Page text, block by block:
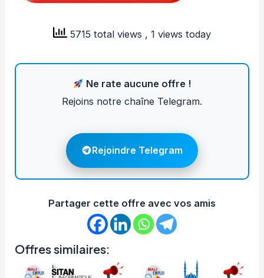
5715 total views , 1 views today
Ne rate aucune offre !
Rejoins notre chaîne Telegram.
Rejoindre Telegram
Partager cette offre avec vos amis
Offres similaires: